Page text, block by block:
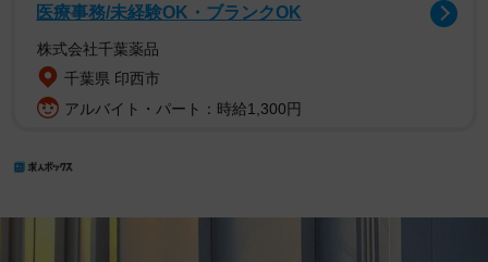
医療事務/未経験OK・ブランクOK
株式会社千葉薬品
千葉県 印西市
アルバイト・パート：時給1,300円